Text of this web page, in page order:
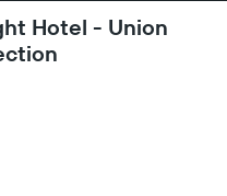
Hotel - Union